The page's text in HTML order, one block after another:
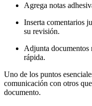
Agrega notas
Inserta comentarios
su revisión.
Adjunta documentos
rápida.
Uno de los puntos
comunicación con otros
documento.